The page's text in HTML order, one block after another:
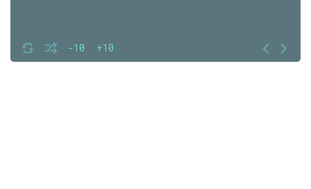
-10 +10